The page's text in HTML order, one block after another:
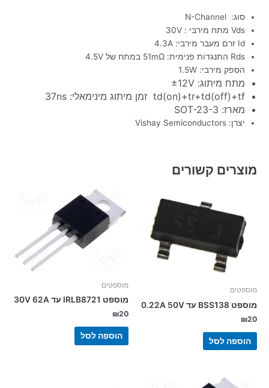
סוג: N-Channel
Vds מתח מירבי : 30V
Id זרם מעבר מירבי: 4.3A
Rds התנגדות פנימית: 51mΩ במתח של 4.5V
הספק מירבי: 1.5W
מתח מיתוג: ±12V
td(on)+tr+td(off)+tf זמן מיתוג מינימאלי: 37ns
מארז: SOT-23-3
יצרן: Vishay Semiconductors
מוצרים קשורים
מוספטים
מוספט BSS138 עד 0.22A 50V
₪20
הוספה לסל
מוספטים
מוספט IRLB8721 עד 30V 62A
₪20
הוספה לסל